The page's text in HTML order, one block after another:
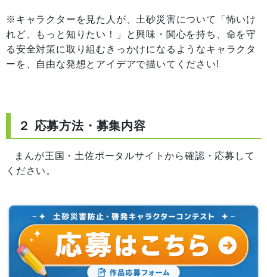
※キャラクターを見た人が、土砂災害について「怖いけ
れど、もっと知りたい！」と興味・関心を持ち、命を守
る安全対策に取り組むきっかけになるようなキャラクタ
ーを、自由な発想とアイデアで描いてください!
２ 応募方法・募集内容
まんが王国・土佐ポータルサイトから確認・応募して
ください。